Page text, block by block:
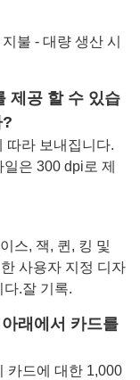
불 - 대량 생산 시
제공 할 수 있습
따라 보내집니다.
은 300 dpi로 제
스, 잭, 퀸, 킹 및
사용자 지정 디자
다.잘 기록.
래에서 카드를
카드에 대한 1,000